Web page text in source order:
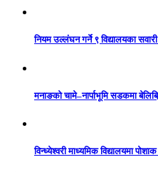
नियम उल्लंघन गर्ने ९ विद्यालयका
मनाङको चामे–नार्पाभूमि सडकमा
विन्ध्येश्वरी माध्यमिक विद्यालयमा